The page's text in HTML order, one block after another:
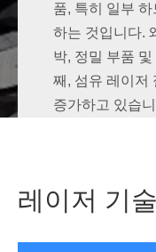
품, 특히 일부
하는 것입니다.
박, 정밀 부품
째, 섬유 레이저
증가하고 있습
의 초점이 될 것
레이저 기